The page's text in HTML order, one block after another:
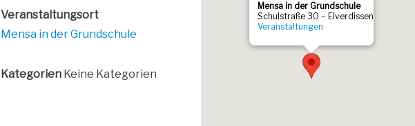
Men­sa in der Grund­schu­le
Schul­stra­ße 30 – Elver­dis­sen
Ver­an­stal­tun­gen
Ver­an­stal­tungs­ort
Men­sa in der Grundschule
Kate­go­rien Kei­ne Kategorien